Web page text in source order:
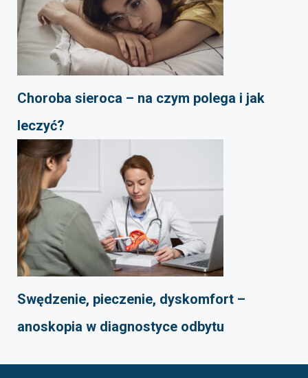
Choroba sieroca – na czym polega i jak
leczyć?
Swędzenie, pieczenie, dyskomfort –
anoskopia w diagnostyce odbytu